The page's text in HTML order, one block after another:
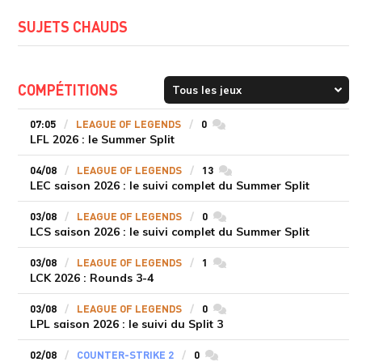
SUJETS CHAUDS
COMPÉTITIONS
07:05 LEAGUE OF LEGENDS 0commentaires
LFL 2026 : le Summer Split
04/08 LEAGUE OF LEGENDS 13commentaires
LEC saison 2026 : le suivi complet du Summer Split
03/08 LEAGUE OF LEGENDS 0commentaires
LCS saison 2026 : le suivi complet du Summer Split
03/08 LEAGUE OF LEGENDS 1 commentaires
LCK 2026 : Rounds 3-4
03/08 LEAGUE OF LEGENDS 0commentaires
LPL saison 2026 : le suivi du Split 3
02/08 COUNTER-STRIKE 2 0commentaires